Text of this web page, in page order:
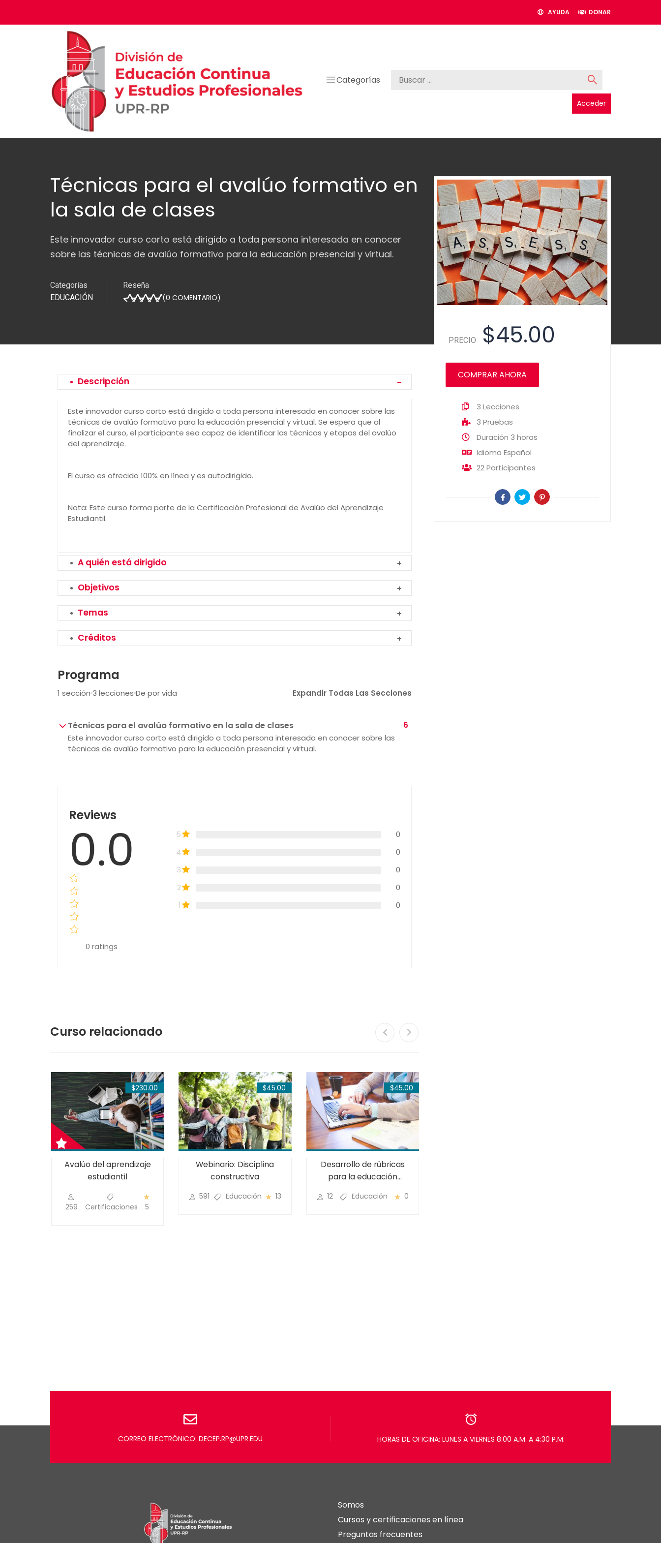
AYUDA DONAR
Categorías
Acceder
Técnicas para el avalúo formativo en
la sala de clases
Este innovador curso corto está dirigido a toda persona interesada en conocer
sobre las técnicas de avalúo formativo para la educación presencial y virtual.
Categorías
EDUCACIÓN
Reseña
(0 COMENTARIO)
Descripción
Este innovador curso corto está dirigido a toda persona interesada en conocer sobre las
técnicas de avalúo formativo para la educación presencial y virtual. Se espera que al
finalizar el curso, el participante sea capaz de identificar las técnicas y etapas del avalúo
del aprendizaje.
El curso es ofrecido 100% en línea y es autodirigido.
Nota: Este curso forma parte de la Certificación Profesional de Avalúo del Aprendizaje
Estudiantil.
A quién está dirigido
Objetivos
Temas
Créditos
Programa
1 sección 3 lecciones De por vida Expandir Todas Las Secciones
Técnicas para el avalúo formativo en la sala de clases
Este innovador curso corto está dirigido a toda persona interesada en conocer sobre las
técnicas de avalúo formativo para la educación presencial y virtual.
6
Reviews
0.0
0 ratings
5
0
4
0
3
0
2
0
1
0
Curso relacionado
$230.00
Avalúo del aprendizaje
estudiantil
259 Certificaciones 5
$45.00
Webinario: Disciplina
constructiva
591 Educación 13
$45.00
Desarrollo de rúbricas
para la educación
12 Educación 0
PRECIO $45.00
COMPRAR AHORA
3 Lecciones
3 Pruebas
Duración 3 horas
Idioma Español
22Participantes
CORREO ELECTRÓNICO: DECEP.RP@UPR.EDU HORAS DE OFICINA: LUNES A VIERNES 8:00 A.M. A 4:30 P.M.
Somos
Cursos y certificaciones en línea
Preguntas frecuentes